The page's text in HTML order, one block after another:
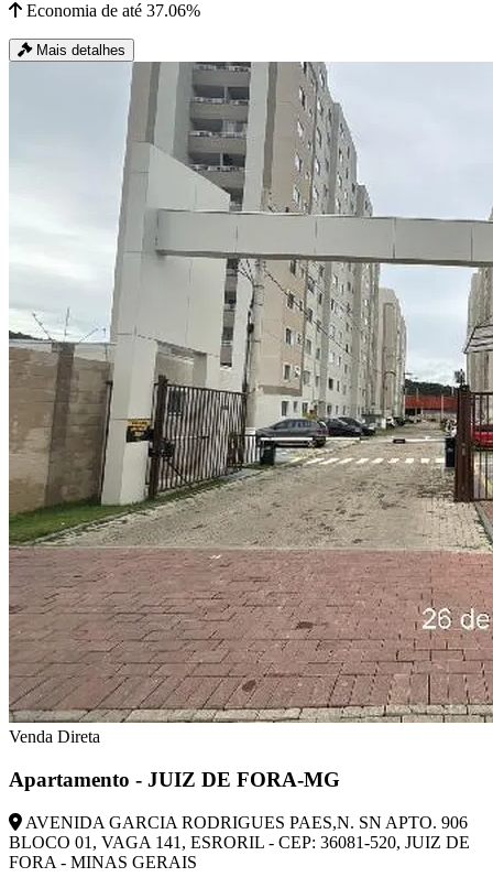
Economia de até 37.06%
Mais detalhes
Venda Direta
Apartamento - JUIZ DE FORA-MG
AVENIDA GARCIA RODRIGUES PAES,N. SN APTO. 906
BLOCO 01, VAGA 141, ESRORIL - CEP: 36081-520, JUIZ DE
FORA - MINAS GERAIS